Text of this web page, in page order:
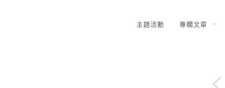
主題活動 專欄文章